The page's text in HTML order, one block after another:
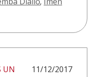
UN
11/12/2017